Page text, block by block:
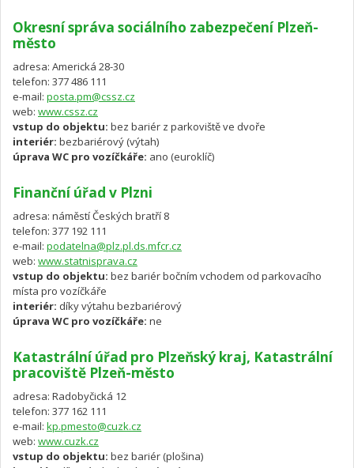
Okresní správa sociálního zabezpečení Plzeň-
město
adresa: Americká 28-30
telefon: 377 486 111
e-mail: posta.pm@cssz.cz
web: www.cssz.cz
vstup do objektu: bez bariér z parkoviště ve dvoře
interiér: bezbariérový (výtah)
úprava WC pro vozíčkáře: ano (euroklíč)
Finanční úřad v Plzni
adresa: náměstí Českých bratří 8
telefon: 377 192 111
e-mail: podatelna@plz.pl.ds.mfcr.cz
web: www.statnisprava.cz
vstup do objektu: bez bariér bočním vchodem od parkovacího
místa pro vozíčkáře
interiér: díky výtahu bezbariérový
úprava WC pro vozíčkáře: ne
Katastrální úřad pro Plzeňský kraj, Katastrální
pracoviště Plzeň-město
adresa: Radobyčická 12
telefon: 377 162 111
e-mail: kp.pmesto@cuzk.cz
web: www.cuzk.cz
vstup do objektu: bez bariér (plošina)